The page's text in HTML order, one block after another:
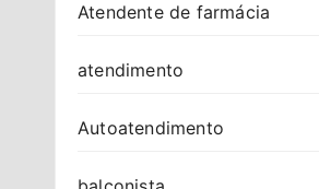
Atendente de farmácia
atendimento
Autoatendimento